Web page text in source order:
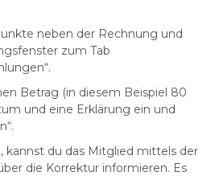
neben der Rechnung und
zum Tab
Betrag (in diesem Beispiel 80
und eine Erklärung ein und
kannst du das Mitglied mittels der
die Korrektur informieren. Es